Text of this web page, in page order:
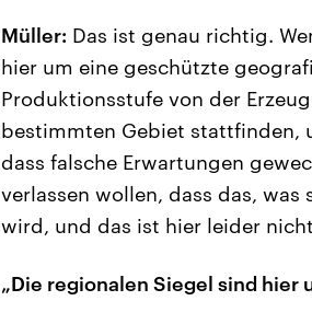
Müller: Das ist genau richtig.
hier um eine geschützte
Produktionsstufe von der
bestimmten Gebiet stattfinden,
dass falsche Erwartungen
verlassen wollen, dass das,
wird, und das ist hier leider
„Die regionalen Siegel sind hier